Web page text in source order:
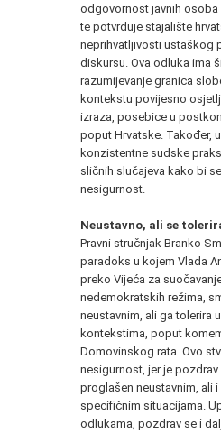
odgovornost javnih osoba
te potvrđuje stajalište
neprihvatljivosti ustaškog
diskursu. Ova odluka ima
razumijevanje granica
kontekstu povijesno
izraza, posebice u
poput Hrvatske. Također,
konzistentne sudske
sličnih slučajeva kako bi
nesigurnost.
Neustavno, ali se
Pravni stručnjak Branko
paradoks u kojem Vlada
preko Vijeća za
nedemokratskih režima,
neustavnim, ali ga tolerira
kontekstima, poput
Domovinskog rata. Ovo
nesigurnost, jer je
proglašen neustavnim, ali
specifičnim situacijama.
odlukama, pozdrav se i